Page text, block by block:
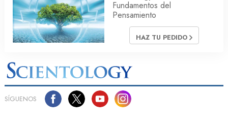
Fundamentos del
Pensamiento
HAZ TU PEDIDO
SÍGUENOS